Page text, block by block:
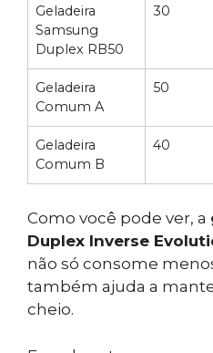
Geladeira
Samsung
Duplex RB50
30
Geladeira
Comum A
50
Geladeira
Comum B
40
Como você pode ver, a
Duplex Inverse
não só consome
também ajuda a
cheio.